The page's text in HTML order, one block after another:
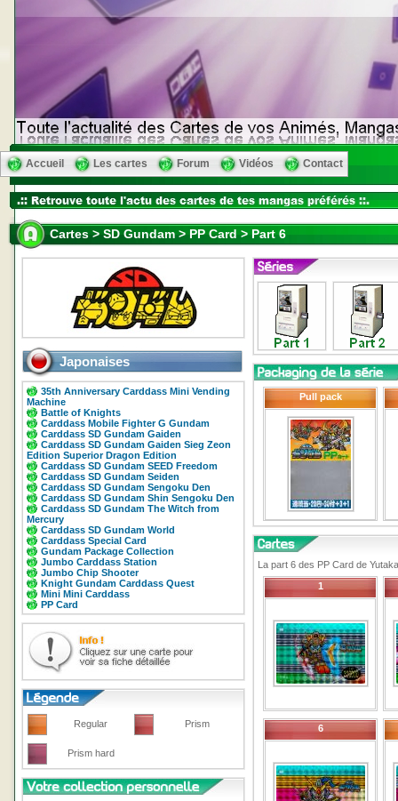
Accueil Les cartes Forum Vidéos Contact
Cartes > SD Gundam > PP Card > Part 6
Japonaises
35th Anniversary Carddass Mini Vending
Machine
Battle of Knights
Carddass Mobile Fighter G Gundam
Carddass SD Gundam Gaiden
Carddass SD Gundam Gaiden Sieg Zeon
Edition Superior Dragon Edition
Carddass SD Gundam SEED Freedom
Carddass SD Gundam Seiden
Carddass SD Gundam Sengoku Den
Carddass SD Gundam Shin Sengoku Den
Carddass SD Gundam The Witch from
Mercury
Carddass SD Gundam World
Carddass Special Card
Gundam Package Collection
Jumbo Carddass Station
Jumbo Chip Shooter
Knight Gundam Carddass Quest
Mini Mini Carddass
PP Card
Regular Prism
Prism hard
Pull pack
La part 6 des PP Card de
1
6